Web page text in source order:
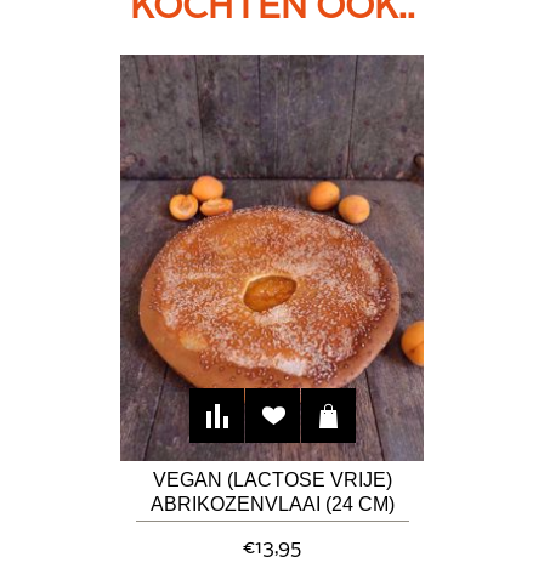
KOCHTEN OOK..
VEGAN (LACTOSE VRIJE)
ABRIKOZENVLAAI (24 CM)
€13,95